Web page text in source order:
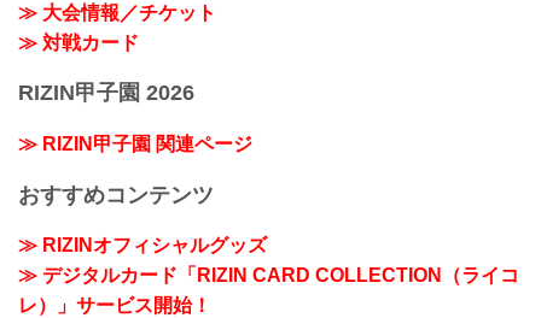
≫ 大会情報／チケット
≫ 対戦カード
RIZIN甲子園 2026
≫ RIZIN甲子園 関連ページ
おすすめコンテンツ
≫ RIZINオフィシャルグッズ
≫ デジタルカード「RIZIN CARD COLLECTION（ライコ
レ）」サービス開始！